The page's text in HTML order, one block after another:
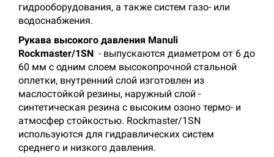
гидрооборудования, а также систем газо- или
водоснабжения.
Рукава высокого давления Manuli
Rockmaster/1SN - выпускаются диаметром от 6 до
60 мм с одним слоем высокопрочной стальной
оплетки, внутренний слой изготовлен из
маслостойкой резины, наружный слой -
синтетическая резина с высоким озоно термо- и
атмосфер стойкостью. Rockmaster/1SN
используются для гидравлических систем
среднего и низкого давления.